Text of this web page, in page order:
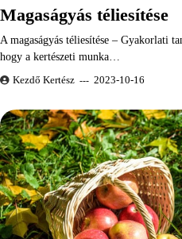
Magaságyás téliesítése
A magaságyás téliesítése – Gyakorlati
hogy a kertészeti munka…
Kezdő Kertész 2023-10-16